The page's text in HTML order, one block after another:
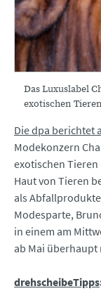
Das Luxuslabel
exotischen
Die dpa berichtet
Modekonzern
exotischen
Haut von Tieren
als
Modesparte,
in einem am
ab Mai
drehscheibeTipps